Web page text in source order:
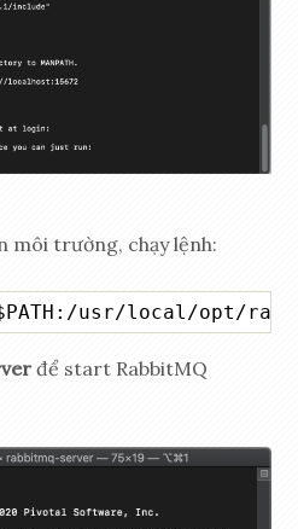
môi trường, chạy lệnh:
/usr/local/opt/
để start RabbitMQ